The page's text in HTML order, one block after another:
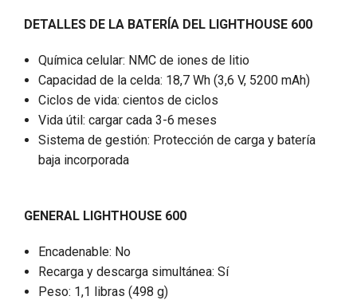
DETALLES DE LA BATERÍA DEL LIGHTHOUSE 600
Química celular: NMC de iones de litio
Capacidad de la celda: 18,7 Wh (3,6 V, 5200 mAh)
Ciclos de vida: cientos de ciclos
Vida útil: cargar cada 3-6 meses
Sistema de gestión: Protección de carga y batería
baja incorporada
GENERAL LIGHTHOUSE 600
Encadenable: No
Recarga y descarga simultánea: Sí
Peso: 1,1 libras (498 g)